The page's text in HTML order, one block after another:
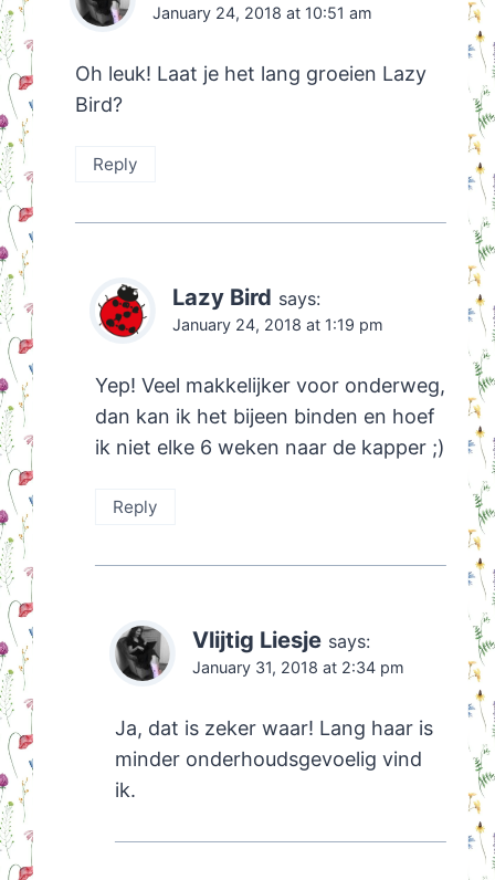
January 24, 2018 at 10:51 am
Oh leuk! Laat je het lang groeien Lazy
Bird?
Reply
Lazy Bird says:
January 24, 2018 at 1:19 pm
Yep! Veel makkelijker voor onderweg,
dan kan ik het bijeen binden en hoef
ik niet elke 6 weken naar de kapper ;)
Reply
Vlijtig Liesje says:
January 31, 2018 at 2:34 pm
Ja, dat is zeker waar! Lang haar is
minder onderhoudsgevoelig vind
ik.